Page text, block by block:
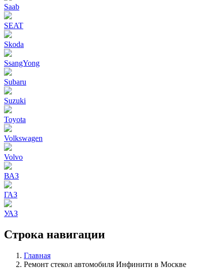
Saab
SEAT
Skoda
SsangYong
Subaru
Suzuki
Toyota
Volkswagen
Volvo
ВАЗ
ГАЗ
УАЗ
Строка навигации
Главная
Ремонт стекол автомобиля Инфинити в Москве